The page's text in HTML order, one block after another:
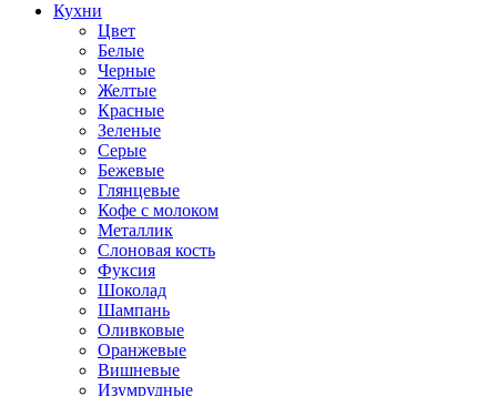
Кухни
Цвет
Белые
Черные
Желтые
Красные
Зеленые
Серые
Бежевые
Глянцевые
Кофе с молоком
Металлик
Слоновая кость
Фуксия
Шоколад
Шампань
Оливковые
Оранжевые
Вишневые
Изумрудные